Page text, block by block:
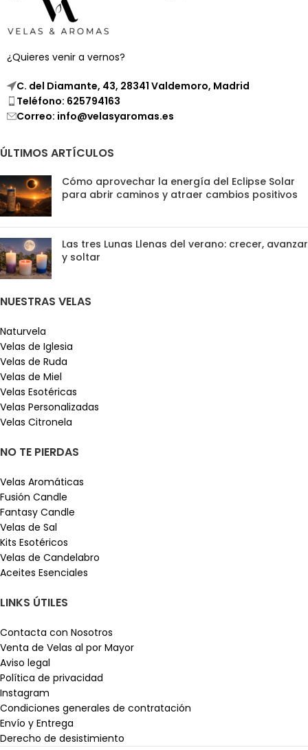
¿Quieres venir a vernos?
C. del Diamante, 43, 28341 Valdemoro, Madrid
Teléfono: 625794163
Correo: info@velasyaromas.es
ÚLTIMOS ARTÍCULOS
Cómo aprovechar la energía del Eclipse Solar
para abrir caminos y atraer cambios positivos
Las tres Lunas Llenas del verano: crecer, avanzar
y soltar
NUESTRAS VELAS
Naturvela
Velas de Iglesia
Velas de Ruda
Velas de Miel
Velas Esotéricas
Velas Personalizadas
Velas Citronela
NO TE PIERDAS
Velas Aromáticas
Fusión Candle
Fantasy Candle
Velas de Sal
Kits Esotéricos
Velas de Candelabro
Aceites Esenciales
LINKS ÚTILES
Contacta con Nosotros
Venta de Velas al por Mayor
Aviso legal
Política de privacidad
Instagram
Condiciones generales de contratación
Envío y Entrega
Derecho de desistimiento